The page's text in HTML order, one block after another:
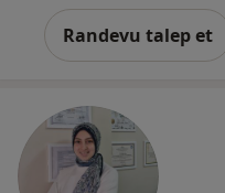
Randevu talep et